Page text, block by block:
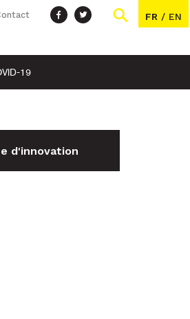
FR / EN
19
d'innovation